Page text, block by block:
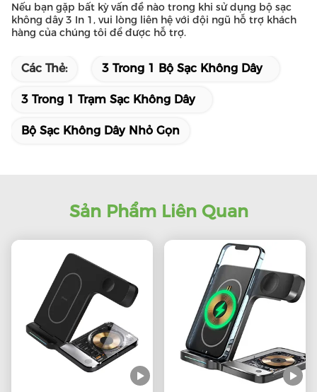
Nếu bạn gặp bất kỳ vấn đề nào trong khi sử dụng bộ sạc
không dây 3 In 1, vui lòng liên hệ với đội ngũ hỗ trợ khách
hàng của chúng tôi để được hỗ trợ.
Các Thẻ: 3 Trong 1 Bộ Sạc Không Dây
3 Trong 1 Trạm Sạc Không Dây
Bộ Sạc Không Dây Nhỏ Gọn
Sản Phẩm Liên Quan